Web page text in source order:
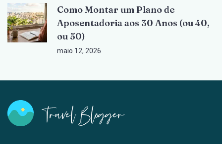
Como Montar um Plano de
Aposentadoria aos 30 Anos (ou 40,
ou 50)
maio 12, 2026